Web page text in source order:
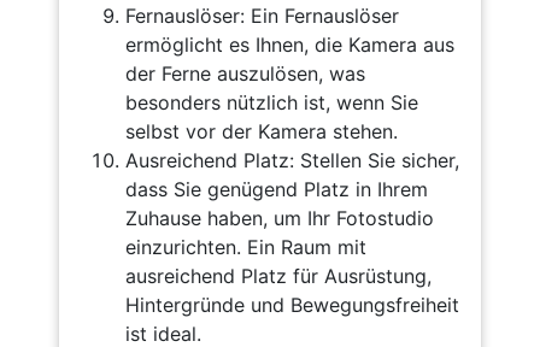
Fernauslöser: Ein Fernauslöser
ermöglicht es Ihnen, die Kamera aus
der Ferne auszulösen, was
besonders nützlich ist, wenn Sie
selbst vor der Kamera stehen.
Ausreichend Platz: Stellen Sie sicher,
dass Sie genügend Platz in Ihrem
Zuhause haben, um Ihr Fotostudio
einzurichten. Ein Raum mit
ausreichend Platz für Ausrüstung,
Hintergründe und Bewegungsfreiheit
ist ideal.